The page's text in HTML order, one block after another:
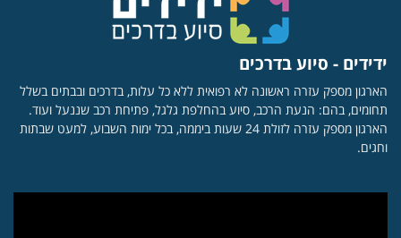
ידידים - סיוע בדרכים
הארגון מספק עזרה ראשונה לא רפואית ללא כל עלות, בדרכים ובבתים בשלל
תחומים, בהם: הנעת הרכב, סיוע בהחלפת גלגל, פתיחת רכב שננעל ועוד.
הארגון מספק עזרה לזולת 24 שעות ביממה, בכל ימות השבוע, למעט שבתות
וחגים.